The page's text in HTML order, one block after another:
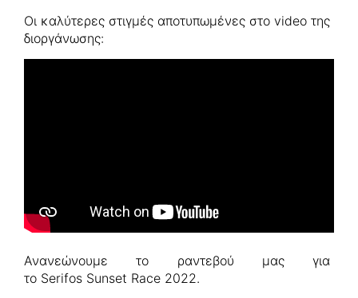
Οι καλύτερες στιγμές αποτυπωμένες στο video της
διοργάνωσης:
Ανανεώνουμε το ραντεβού μας για
το Serifos Sunset Race 2022.